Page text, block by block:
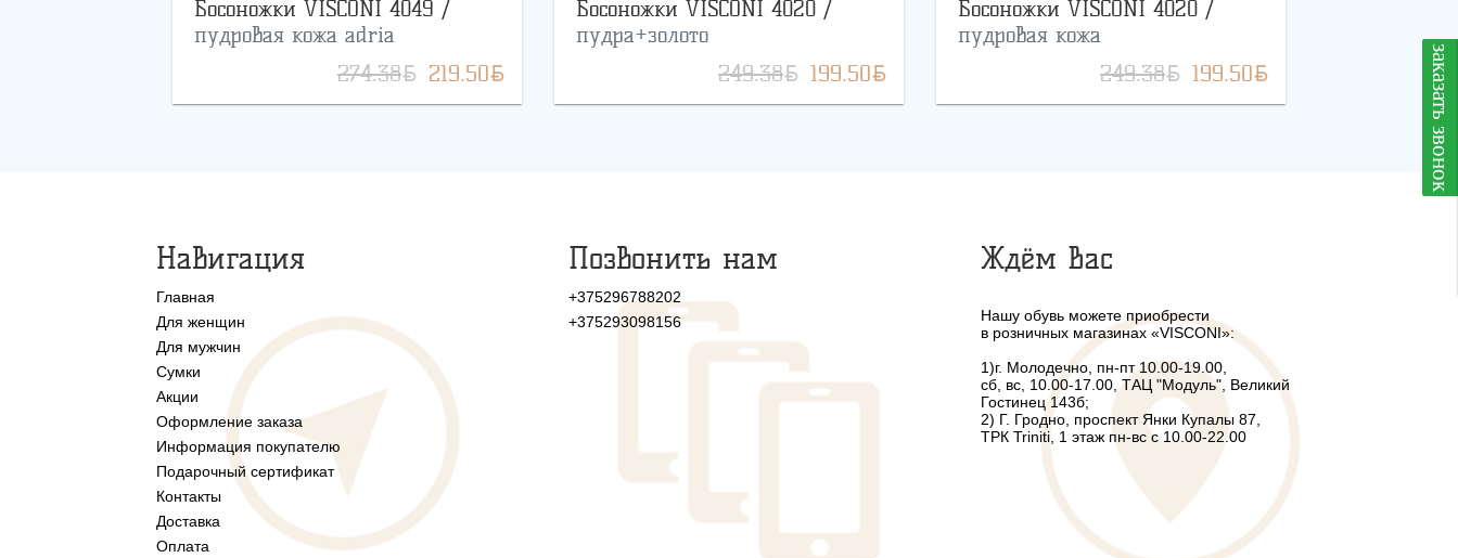
Босоножки VISCONI 4049 /
пудровая кожа adria
274.38BYN 219.50BYN
Босоножки VISCONI 4020 /
пудра+золото
249.38BYN 199.50BYN
Босоножки VISCONI 4020 /
пудровая кожа
249.38BYN 199.50BYN заказать звонок
Навигация
Главная
Для женщин
Для мужчин
Сумки
Акции
Оформление заказа
Информация покупателю
Подарочный сертификат
Контакты
Доставка
Оплата
Позвонить нам
+375296788202
+375293098156
Ждём Вас
Нашу обувь можете приобрести
в розничных магазинах «VISCONI»:
1)г. Молодечно, пн-пт 10.00-19.00,
сб, вс, 10.00-17.00, ТАЦ "Модуль", Великий
Гостинец 143б;
2) Г. Гродно, проспект Янки Купалы 87,
ТРК Triniti, 1 этаж пн-вс с 10.00-22.00